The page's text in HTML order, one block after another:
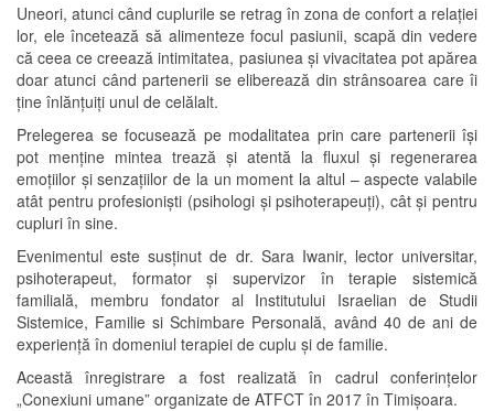
Uneori, atunci când cuplurile se retrag în zona de confort a relației
lor, ele încetează să alimenteze focul pasiunii, scapă din vedere
că ceea ce creează intimitatea, pasiunea și vivacitatea pot apărea
doar atunci când partenerii se eliberează din strânsoarea care îi
ține înlănțuiți unul de celălalt.
Prelegerea se focusează pe modalitatea prin care partenerii își
pot menține mintea trează și atentă la fluxul și regenerarea
emoțiilor și senzațiilor de la un moment la altul – aspecte valabile
atât pentru profesioniști (psihologi și psihoterapeuți), cât și pentru
cupluri în sine.
Evenimentul este susținut de dr. Sara Iwanir, lector universitar,
psihoterapeut, formator și supervizor în terapie sistemică
familială, membru fondator al Institutului Israelian de Studii
Sistemice, Familie si Schimbare Personală, având 40 de ani de
experiență în domeniul terapiei de cuplu și de familie.
Această înregistrare a fost realizată în cadrul conferințelor
„Conexiuni umane” organizate de ATFCT în 2017 în Timișoara.